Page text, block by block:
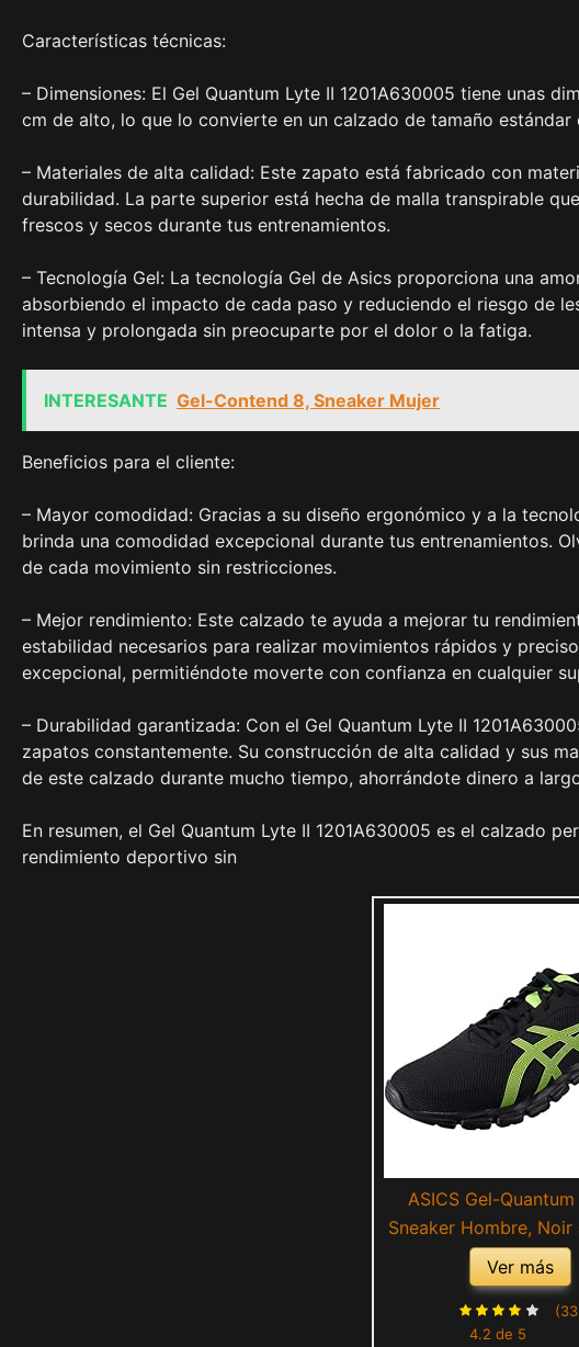
Características técnicas:
– Dimensiones: El Gel Quantum Lyte II 1201A630005 tiene unas
cm de alto, lo que lo convierte en un calzado de tamaño
– Materiales de alta calidad: Este zapato está fabricado con
durabilidad. La parte superior está hecha de malla transpirable
frescos y secos durante tus entrenamientos.
– Tecnología Gel: La tecnología Gel de Asics proporciona una
absorbiendo el impacto de cada paso y reduciendo el riesgo de
intensa y prolongada sin preocuparte por el dolor o la fatiga.
INTERESANTE Gel-Contend 8, Sneaker Mujer
Beneficios para el cliente:
– Mayor comodidad: Gracias a su diseño ergonómico y a la
brinda una comodidad excepcional durante tus entrenamientos.
de cada movimiento sin restricciones.
– Mejor rendimiento: Este calzado te ayuda a mejorar tu
estabilidad necesarios para realizar movimientos rápidos y
excepcional, permitiéndote moverte con confianza en cualquier
– Durabilidad garantizada: Con el Gel Quantum Lyte II
zapatos constantemente. Su construcción de alta calidad y sus
de este calzado durante mucho tiempo, ahorrándote dinero a
En resumen, el Gel Quantum Lyte II 1201A630005 es el calzado
rendimiento deportivo sin
ASICS Gel-
Sneaker Hombre, Noir
Sécurité, 44.5
Ver más
4.2 de 5